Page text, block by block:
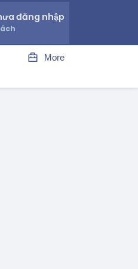
đăng nhập
More